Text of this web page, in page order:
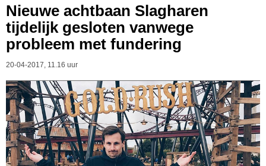
Nieuwe achtbaan Slagharen
tijdelijk gesloten vanwege
probleem met fundering
20-04-2017, 11.16 uur